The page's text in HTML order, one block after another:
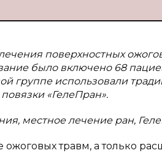
поверхностных
было включено 68
группе использовали
«ГелеПран».
местное лечение ран,
травм, а только